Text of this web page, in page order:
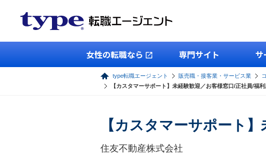
女性の転職なら 専門サイト サ
type転職エージェント 販売職・接客業・サービス業
【カスタマーサポート】未経験歓迎／お客様窓口/正社員/福
【カスタマーサポート
住友不動産株式会社